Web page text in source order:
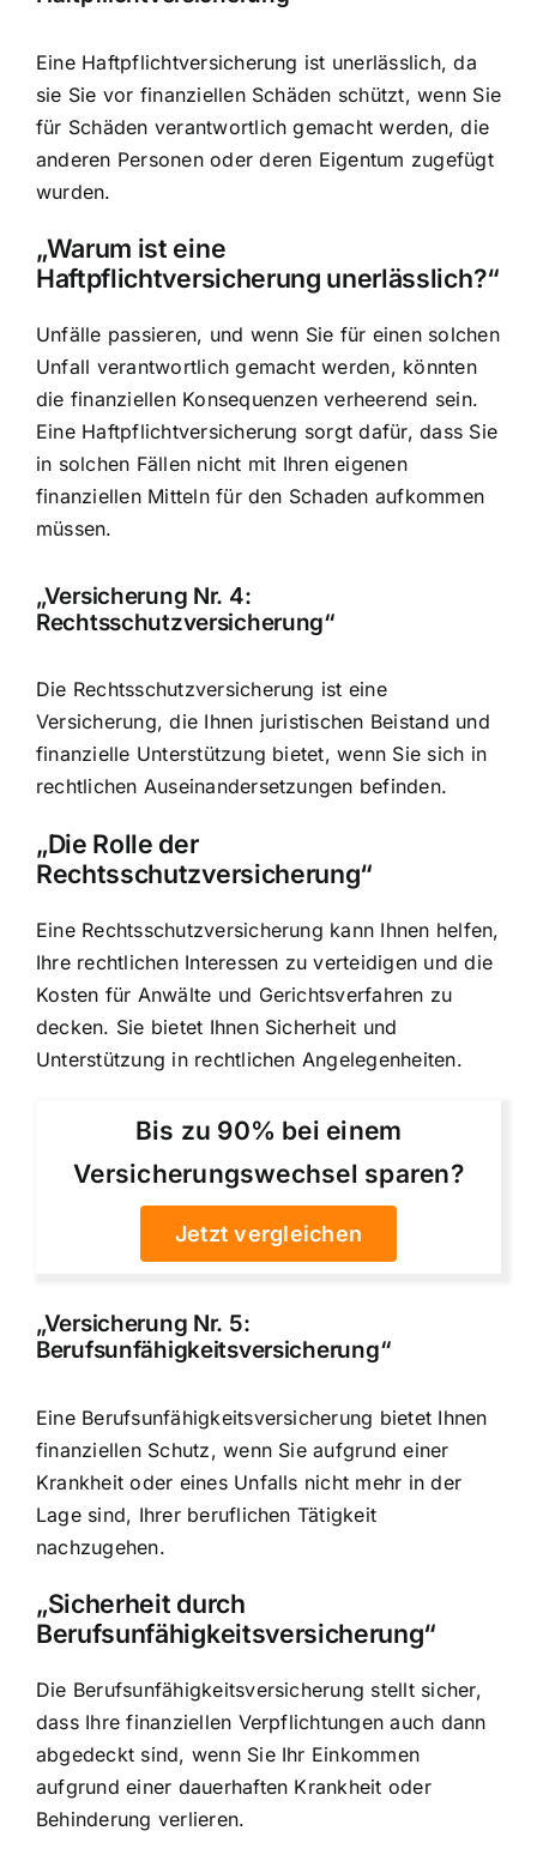
Eine Haftpflichtversicherung ist unerlässlich, da
sie Sie vor finanziellen Schäden schützt, wenn Sie
für Schäden verantwortlich gemacht werden, die
anderen Personen oder deren Eigentum zugefügt
wurden.
„Warum ist eine
Haftpflichtversicherung unerlässlich?“
Unfälle passieren, und wenn Sie für einen solchen
Unfall verantwortlich gemacht werden, könnten
die finanziellen Konsequenzen verheerend sein.
Eine Haftpflichtversicherung sorgt dafür, dass Sie
in solchen Fällen nicht mit Ihren eigenen
finanziellen Mitteln für den Schaden aufkommen
müssen.
„Versicherung Nr. 4:
Rechtsschutzversicherung“
Die Rechtsschutzversicherung ist eine
Versicherung, die Ihnen juristischen Beistand und
finanzielle Unterstützung bietet, wenn Sie sich in
rechtlichen Auseinandersetzungen befinden.
„Die Rolle der
Rechtsschutzversicherung“
Eine Rechtsschutzversicherung kann Ihnen helfen,
Ihre rechtlichen Interessen zu verteidigen und die
Kosten für Anwälte und Gerichtsverfahren zu
decken. Sie bietet Ihnen Sicherheit und
Unterstützung in rechtlichen Angelegenheiten.
Bis zu 90% bei einem
Versicherungswechsel sparen?
Jetzt vergleichen
„Versicherung Nr. 5:
Berufsunfähigkeitsversicherung“
Eine Berufsunfähigkeitsversicherung bietet Ihnen
finanziellen Schutz, wenn Sie aufgrund einer
Krankheit oder eines Unfalls nicht mehr in der
Lage sind, Ihrer beruflichen Tätigkeit
nachzugehen.
„Sicherheit durch
Berufsunfähigkeitsversicherung“
Die Berufsunfähigkeitsversicherung stellt sicher,
dass Ihre finanziellen Verpflichtungen auch dann
abgedeckt sind, wenn Sie Ihr Einkommen
aufgrund einer dauerhaften Krankheit oder
Behinderung verlieren.